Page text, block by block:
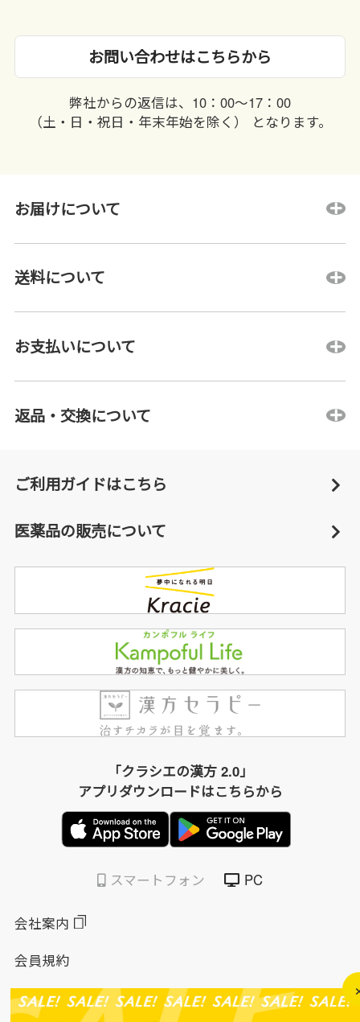
お問い合わせはこちらから
弊社からの返信は、10：00〜17：00
（土・日・祝日・年末年始を除く） となります。
お届けについて
送料について
お支払いについて
返品・交換について
ご利用ガイドはこちら
医薬品の販売について
「クラシエの漢方 2.0」
アプリダウンロードはこちらから
スマートフォン PC
会社案内
会員規約
個人情報保護方針